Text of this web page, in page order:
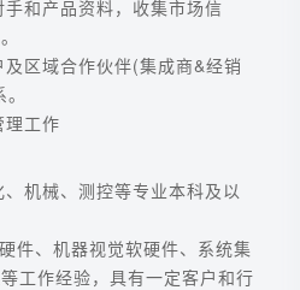
和产品资料，收集市场信
区域合作伙伴(集成商&经销
工作
机械、测控等专业本科及以
件、机器视觉软硬件、系统集
工作经验，具有一定客户和行